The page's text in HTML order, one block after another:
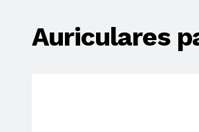
Auriculares